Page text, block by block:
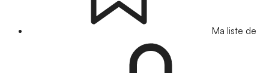
Ma liste de